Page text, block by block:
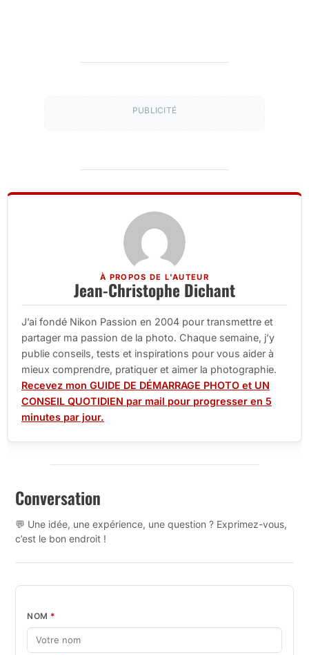
PUBLICITÉ
À PROPOS DE L'AUTEUR
Jean-Christophe Dichant
J’ai fondé Nikon Passion en 2004 pour transmettre et
partager ma passion de la photo. Chaque semaine, j’y
publie conseils, tests et inspirations pour vous aider à
mieux comprendre, pratiquer et aimer la photographie.
Recevez mon GUIDE DE DÉMARRAGE PHOTO et UN
CONSEIL QUOTIDIEN par mail pour progresser en 5
minutes par jour.
Conversation
💬 Une idée, une expérience, une question ? Exprimez-vous,
c’est le bon endroit !
NOM *